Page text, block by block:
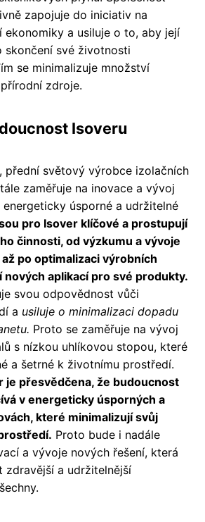
zapojuje do iniciativ na
ekonomiky a usiluje o to, aby její
skončení své životnosti
se minimalizuje množství
zdroje.
Isoveru
přední světový výrobce izolačních
zaměřuje na inovace a vývoj
úsporné a udržitelné
pro Isover klíčové a prostupují
činnosti, od výzkumu a vývoje
po optimalizaci výrobních
nových aplikací pro své produkty.
svou odpovědnost vůči
a usiluje o minimalizaci dopadu
Proto se zaměřuje na vývoj
s nízkou uhlíkovou stopou, které
a šetrné k životnímu prostředí.
je přesvědčena, že budoucnost
v energeticky úsporných a
které minimalizují svůj
Proto bude i nadále
a vývoje nových řešení, která
zdravější a udržitelnější